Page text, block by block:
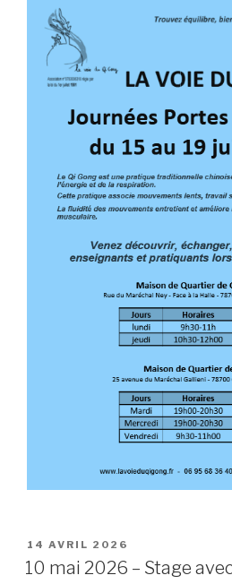
PUBLIÉ
LE
14 AVRIL 2026
10 mai 2026 – Stage